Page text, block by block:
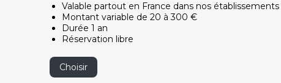
Valable partout en France dans nos
Montant variable de 20 à 300 €
Durée 1 an
Réservation libre
Choisir